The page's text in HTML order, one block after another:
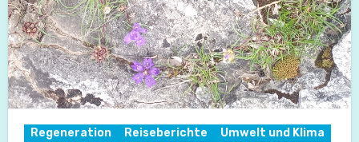
Regeneration Reiseberichte
Umwelt und Klima